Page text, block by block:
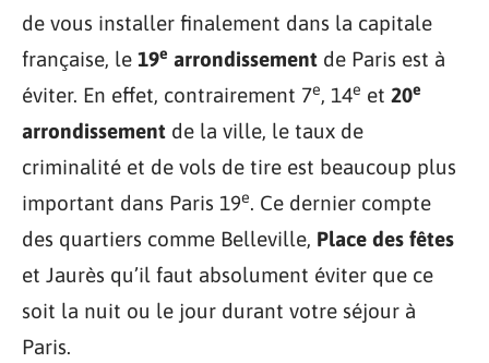
de vous installer finalement dans la capitale
française, le 19e arrondissement de Paris est à
éviter. En effet, contrairement 7e, 14e et 20e
arrondissement de la ville, le taux de
criminalité et de vols de tire est beaucoup plus
important dans Paris 19e. Ce dernier compte
des quartiers comme Belleville, Place des fêtes
et Jaurès qu’il faut absolument éviter que ce
soit la nuit ou le jour durant votre séjour à
Paris.